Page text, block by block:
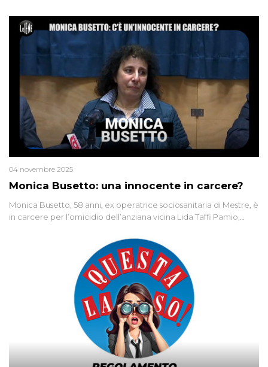
Monica Busetto: una innocente in carcere?
04 novembre 2025
Monica Busetto, 58 anni, ex operatrice sociosanitaria di Mestre, è
in carcere per l’omicidio dell’anziana vicina Lida Taffi Pamio,
minuscola su una collanina, Monica si proclama innocente. Nel
2015 un’altra donna confessa lo stesso delitto, poi ritratta. Due
colpevoli per un solo omicidio: errore giudiziario o giustizia